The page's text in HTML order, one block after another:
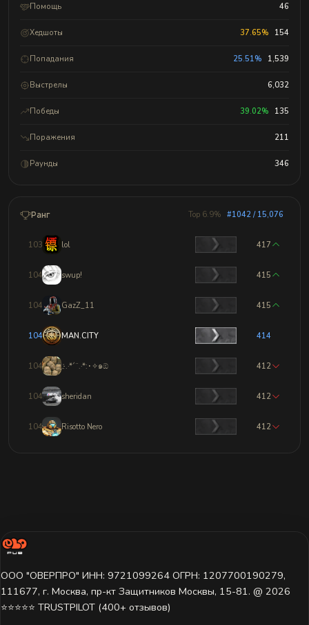
Помощь 46
Хедшоты 37.65% 154
Попадания 25.51% 1,539
Выстрелы 6,032
Победы 39.02% 135
Поражения 211
Раунды 346
Ранг Top 6.9% #1042 / 15,076
1039 lol 417
1040 swup! 415
1041 GazZ_11 415
1042 MAN.CITY 414
1043 ҉.·.·*´¨.·*:･✧๑ඕ 412
1044 sheridan 412
1045 Risotto Nero 412
ООО "ОВЕРПРО" ИНН: 9721099264 ОГРН: 1207700190279,
111677, г. Москва, пр-кт Защитников Москвы, 15-81. @ 2026 ㅤ
⭐⭐⭐⭐⭐ TRUSTPILOT (400+ отзывов)